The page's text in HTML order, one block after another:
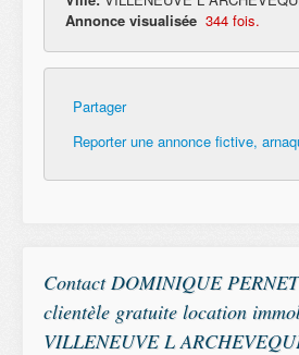
Annonce visualisée 344 fois.
Partager
Reporter une annonce fictive,
Contact DOMINIQUE
clientèle gratuite location
VILLENEUVE L